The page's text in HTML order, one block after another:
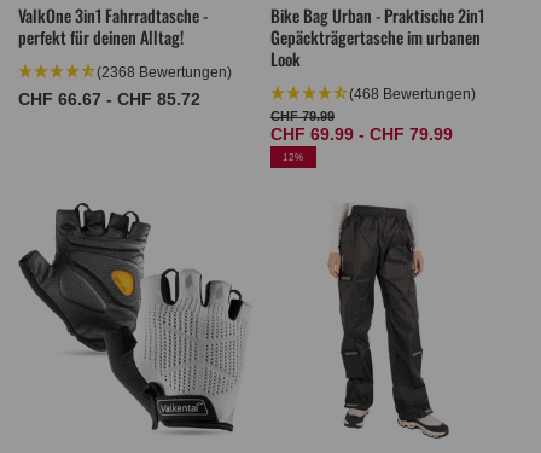
ValkOne 3in1 Fahrradtasche -
perfekt für deinen Alltag!
(2368 Bewertungen)
Normaler
CHF 66.67 - CHF 85.72
Bike Bag Urban - Praktische 2in1
Gepäckträgertasche im urbanen
Look
(468 Bewertungen)
Normaler
Preis
CHF 79.99
Verkaufspreis
CHF 69.99 - CHF 79.99
12%